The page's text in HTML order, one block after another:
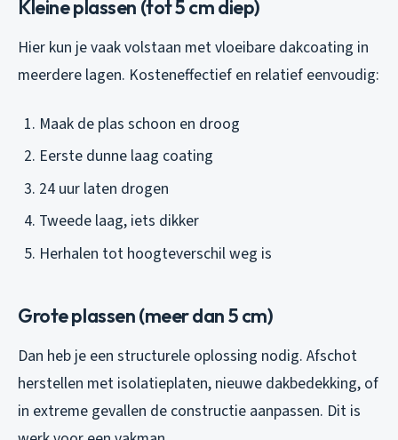
Kleine plassen (tot 5 cm diep)
Hier kun je vaak volstaan met vloeibare dakcoating in
meerdere lagen. Kosteneffectief en relatief eenvoudig:
Maak de plas schoon en droog
Eerste dunne laag coating
24 uur laten drogen
Tweede laag, iets dikker
Herhalen tot hoogteverschil weg is
Grote plassen (meer dan 5 cm)
Dan heb je een structurele oplossing nodig. Afschot
herstellen met isolatieplaten, nieuwe dakbedekking, of
in extreme gevallen de constructie aanpassen. Dit is